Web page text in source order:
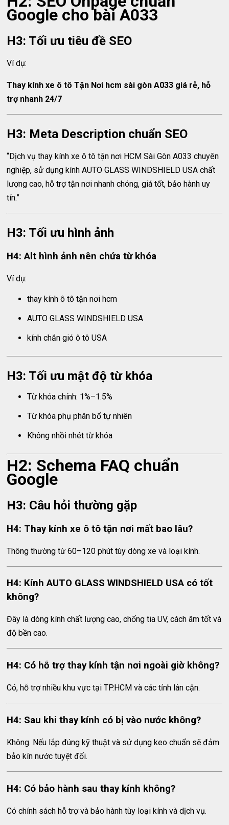
Google cho bài A033
H3: Tối ưu tiêu đề SEO
Ví dụ:
Thay kính xe ô tô Tận Nơi hcm sài gòn A033 giá rẻ, hỗ
trợ nhanh 24/7
H3: Meta Description chuẩn SEO
“Dịch vụ thay kính xe ô tô tận nơi HCM Sài Gòn A033 chuyên
nghiệp, sử dụng kính AUTO GLASS WINDSHIELD USA chất
lượng cao, hỗ trợ tận nơi nhanh chóng, giá tốt, bảo hành uy
tín.”
H3: Tối ưu hình ảnh
H4: Alt hình ảnh nên chứa từ khóa
Ví dụ:
thay kính ô tô tận nơi hcm
AUTO GLASS WINDSHIELD USA
kính chắn gió ô tô USA
H3: Tối ưu mật độ từ khóa
Từ khóa chính: 1%–1.5%
Từ khóa phụ phân bổ tự nhiên
Không nhồi nhét từ khóa
H2: Schema FAQ chuẩn
Google
H3: Câu hỏi thường gặp
H4: Thay kính xe ô tô tận nơi mất bao lâu?
Thông thường từ 60–120 phút tùy dòng xe và loại kính.
H4: Kính AUTO GLASS WINDSHIELD USA có tốt
không?
Đây là dòng kính chất lượng cao, chống tia UV, cách âm tốt và
độ bền cao.
H4: Có hỗ trợ thay kính tận nơi ngoài giờ không?
Có, hỗ trợ nhiều khu vực tại TP.HCM và các tỉnh lân cận.
H4: Sau khi thay kính có bị vào nước không?
Không. Nếu lắp đúng kỹ thuật và sử dụng keo chuẩn sẽ đảm
bảo kín nước tuyệt đối.
H4: Có bảo hành sau thay kính không?
Có chính sách hỗ trợ và bảo hành tùy loại kính và dịch vụ.